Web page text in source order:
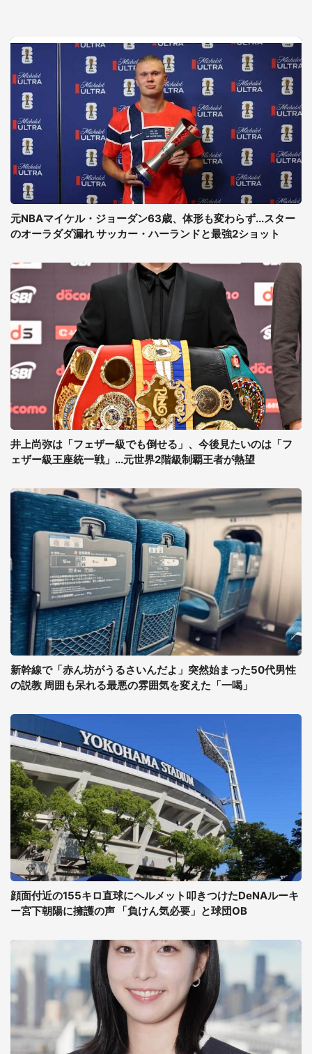
元NBAマイケル・ジョーダン63歳、体形も変わらず...スター
のオーラダダ漏れ サッカー・ハーランドと最強2ショット
井上尚弥は「フェザー級でも倒せる」、今後見たいのは「フ
ェザー級王座統一戦」...元世界2階級制覇王者が熱望
新幹線で「赤ん坊がうるさいんだよ」突然始まった50代男性
の説教 周囲も呆れる最悪の雰囲気を変えた「一喝」
顔面付近の155キロ直球にヘルメット叩きつけたDeNAルーキ
ー宮下朝陽に擁護の声 「負けん気必要」と球団OB